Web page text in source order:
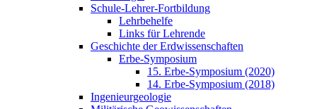
Schule-Lehrer-Fortbildung
Lehrbehelfe
Links für Lehrende
Geschichte der Erdwissenschaften
Erbe-Symposium
15. Erbe-Symposium (2020)
14. Erbe-Symposium (2018)
Ingenieurgeologie